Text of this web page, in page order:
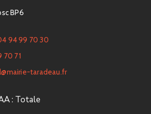
BP6
94 99 70 30
70 71
taradeau.fr
: Totale